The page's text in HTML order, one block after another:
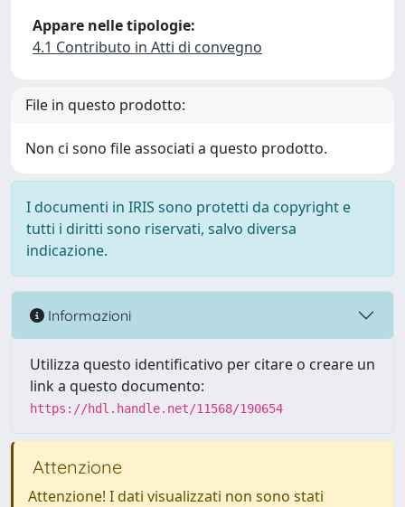
Appare nelle tipologie:
4.1 Contributo in Atti di convegno
File in questo prodotto:
Non ci sono file associati a questo prodotto.
I documenti in IRIS sono protetti da copyright e
tutti i diritti sono riservati, salvo diversa
indicazione.
Informazioni
Utilizza questo identificativo per citare o creare un
link a questo documento:
https://hdl.handle.net/11568/190654
Attenzione
Attenzione! I dati visualizzati non sono stati